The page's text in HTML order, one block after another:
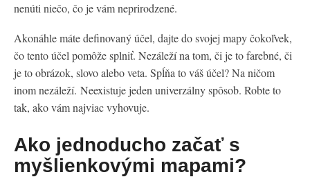
nenúti niečo, čo je vám neprirodzené.
Akonáhle máte definovaný účel, dajte do svojej mapy čokoľvek,
čo tento účel pomôže splniť. Nezáleží na tom, či je to farebné, či
je to obrázok, slovo alebo veta. Spĺňa to váš účel? Na ničom
inom nezáleží. Neexistuje jeden univerzálny spôsob. Robte to
tak, ako vám najviac vyhovuje.
Ako jednoducho začať s
myšlienkovými mapami?